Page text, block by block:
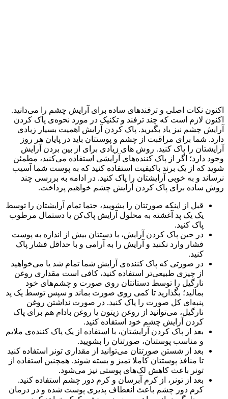
اکنون نکات اصلی و ترفندهای ساده برای آرایش چشم را می‌دانید.
اکنون لازم است که چند ترفند و تکنیک در مورد نحوه‌ی پاک کردن
آرایش چشم نیز یاد بگیرید. پاک کردن آرایش اهمیت بسیار زیادی
دارد. شما برای مراقبت از چشم و پوستتان باید در پایان هر روز
آرایشتان را پاک کنید. روش های زیادی برای از بین بردن آرایش
وجود دارد؛ اگر از پاک کننده‌های آرایشی استفاده می‌کنید، مطمئن
شوید که از یک برند باکیفیت استفاده کنید که به پوست شما آسیب
نرساند و به خوبی آرایشتان را پاک کنید. در ادامه به بررسی چند
روش ساده برای پاک کردن آرایش چشم خواهیم پرداخت.
قبل از اینکه صورتتان را بشویید، حتما تمام آرایشتان را توسط
یک یک پد آغشته به محلول آرایش پاک‌کن یا دستمال مرطوب
پاک کنید.
در حین پاک کردن آرایش، با دستتان بیش از اندازه به پوست
فشار وارد نکنید و آرایش را به آرامی و با حداقل فشار پاک
کنید.
در صورتی که پاک کننده‌ی آرایش شما تمام شد یا می‌خواهید
از چیزی طبیعی‌تر استفاده کنید، کافی است مقداری روغن
نارگیل را توسط دستانتان روی صورت و چشم‌های خود
بمالید؛ بگذارید تا کمی روی صورت بماند و سپس توسط یک پد
پنبه‌ای کل صورت را پاک کنید. در صورت نداشتن روغن
نارگیل، می‌توانید از روغن زیتون یا روغن بادام هم برای پاک
کردن آرایش چشم خود استفاده کنید.
بعد از پاک کردن آرایشتان، با استفاده از یک پاک کننده‌ی ملایم
و مناسب پوستتان، صورتتان را بشویید.
بعد از شستن صورتتان می‌توانید از مقداری تونر استفاده کنید
تا منافذ پوستتان کاملا تمیز و بسته شوند. همچنین استفاده از
تونر باعث کاهش لک‌های پوستی نیز می‌شود.
بعد از تونر، از کرم آبرسان و کرم دور چشم استفاده کنید.
کرم دور چشم باعث انعطاف پذیری پوست شده و در درمان